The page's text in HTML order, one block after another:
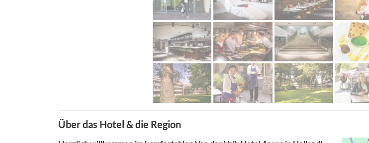
Über das Hotel & die Region